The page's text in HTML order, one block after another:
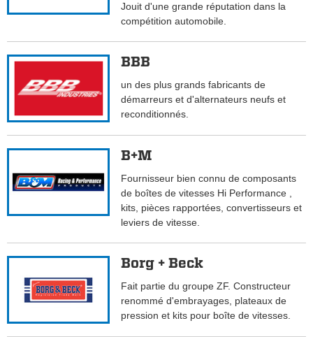
Jouit d'une grande réputation dans la
compétition automobile.
BBB
un des plus grands fabricants de
démarreurs et d'alternateurs neufs et
reconditionnés.
B+M
Fournisseur bien connu de composants
de boîtes de vitesses Hi Performance ,
kits, pièces rapportées, convertisseurs et
leviers de vitesse.
Borg + Beck
Fait partie du groupe ZF. Constructeur
renommé d'embrayages, plateaux de
pression et kits pour boîte de vitesses.